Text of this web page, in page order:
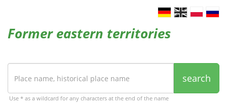
Former eastern territories
search
Use * as a wildcard for any characters at the end of the name